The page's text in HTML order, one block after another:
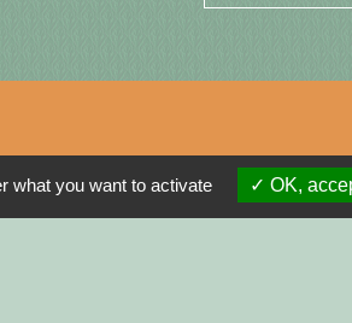
what you want to activate OK,